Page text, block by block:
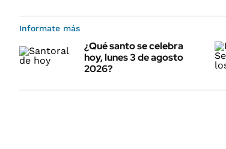
Informate más
¿Qué santo se celebra
hoy, lunes 3 de agosto
2026?